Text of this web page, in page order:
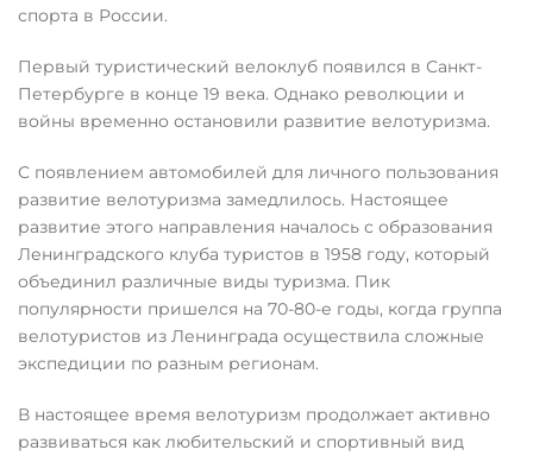
спорта в России.
Первый туристический велоклуб появился в Санкт-
Петербурге в конце 19 века. Однако революции и
войны временно остановили развитие велотуризма.
С появлением автомобилей для личного пользования
развитие велотуризма замедлилось. Настоящее
развитие этого направления началось с образования
Ленинградского клуба туристов в 1958 году, который
объединил различные виды туризма. Пик
популярности пришелся на 70-80-е годы, когда группа
велотуристов из Ленинграда осуществила сложные
экспедиции по разным регионам.
В настоящее время велотуризм продолжает активно
развиваться как любительский и спортивный вид